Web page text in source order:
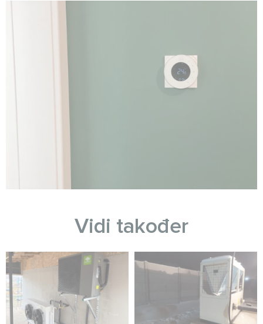
Vidi također